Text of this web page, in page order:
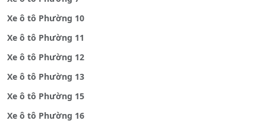
Xe ô tô Phường 10
Xe ô tô Phường 11
Xe ô tô Phường 12
Xe ô tô Phường 13
Xe ô tô Phường 15
Xe ô tô Phường 16